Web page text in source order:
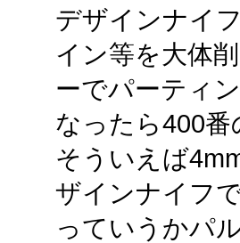
デザインナイ
イン等を大体
ーでパーティ
なったら400
そういえば
ザインナイフ
っていうかパ